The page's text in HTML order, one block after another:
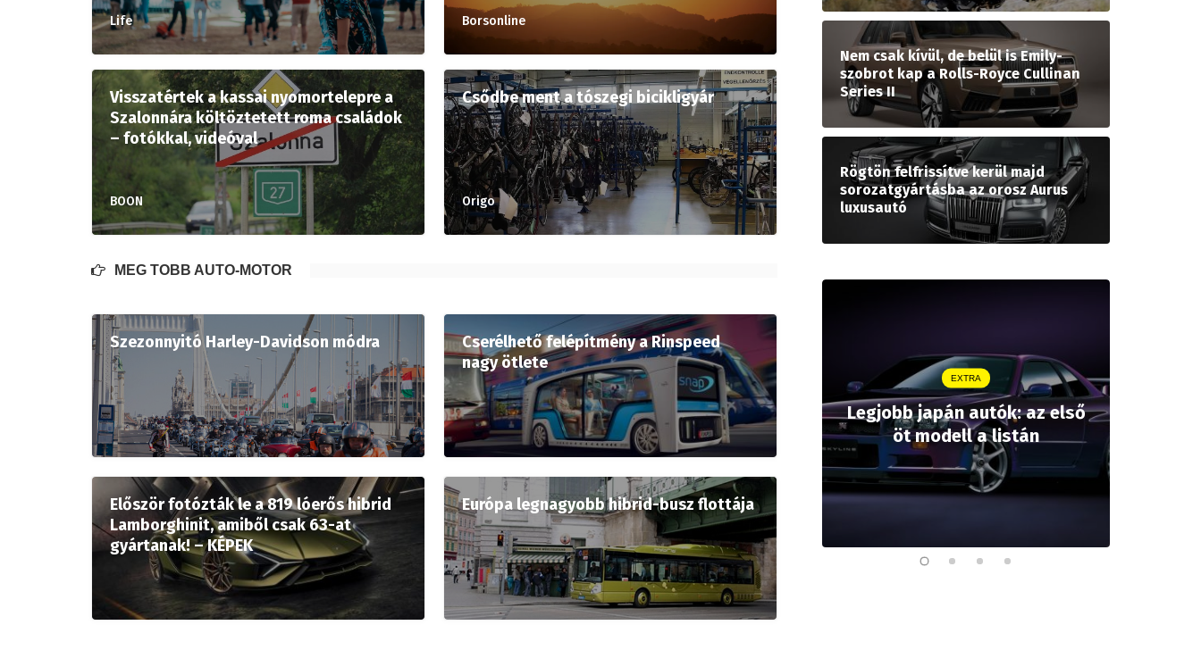
Life Borsonline
Visszatértek a kassai nyomortelepre a
Szalonnára költöztetett roma családok
– fotókkal, videóval
BOON
Csődbe ment a tószegi bicikligyár
Origo
MÉG TÖBB AUTÓ-MOTOR
Szezonnyitó Harley-Davidson módra
Cserélhető felépítmény a Rinspeed
nagy ötlete
Először fotózták le a 819 lóerős hibrid
Lamborghinit, amiből csak 63-at
gyártanak! – KÉPEK
Európa legnagyobb hibrid-busz flottája
Nem csak kívül, de belül is Emily-
szobrot kap a Rolls-Royce Cullinan
Series II
Rögtön felfrissítve kerül majd
sorozatgyártásba az orosz Aurus
luxusautó
EXTRA
Legjobb japán autók: az első
öt modell a listán